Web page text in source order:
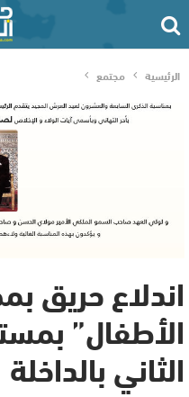
الرئيسية مجتمع
اندلاع حريق
الأطفال”
الثاني بالداخلة